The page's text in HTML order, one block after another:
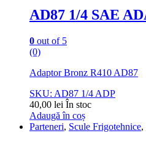
AD87 1/4 SAE
0 out of 5
(0)
Adaptor Bronz R410 AD87
SKU: AD87 1/4 ADP
40,00 lei În stoc
Adaugă în coș
Parteneri, Scule Frigotehnice,